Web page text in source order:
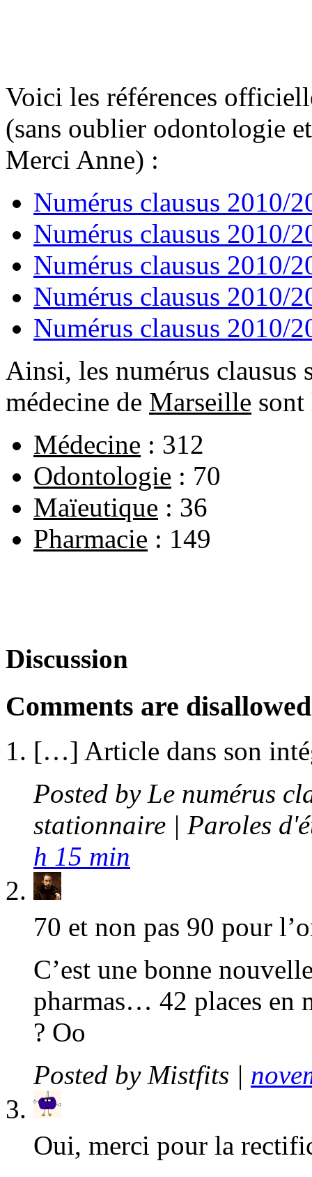
Voici les références
(sans oublier odontologie
Merci Anne) :
Numérus clausus 2010/
Numérus clausus 2010/
Numérus clausus 2010/
Numérus clausus 2010/
Numérus clausus 2010/
Ainsi, les numérus clausus
médecine de Marseille sont
Médecine : 312
Odontologie : 70
Maïeutique : 36
Pharmacie : 149
Discussion
Comments are
[…] Article dans son
Posted by Le numérus
stationnaire | Paroles
h 15 min
70 et non pas 90 pour
C’est une bonne
pharmas… 42 places en
? Oo
Posted by Mistfits |
Oui, merci pour la